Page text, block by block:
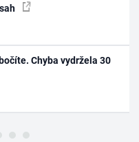
Chyba vydržela 30